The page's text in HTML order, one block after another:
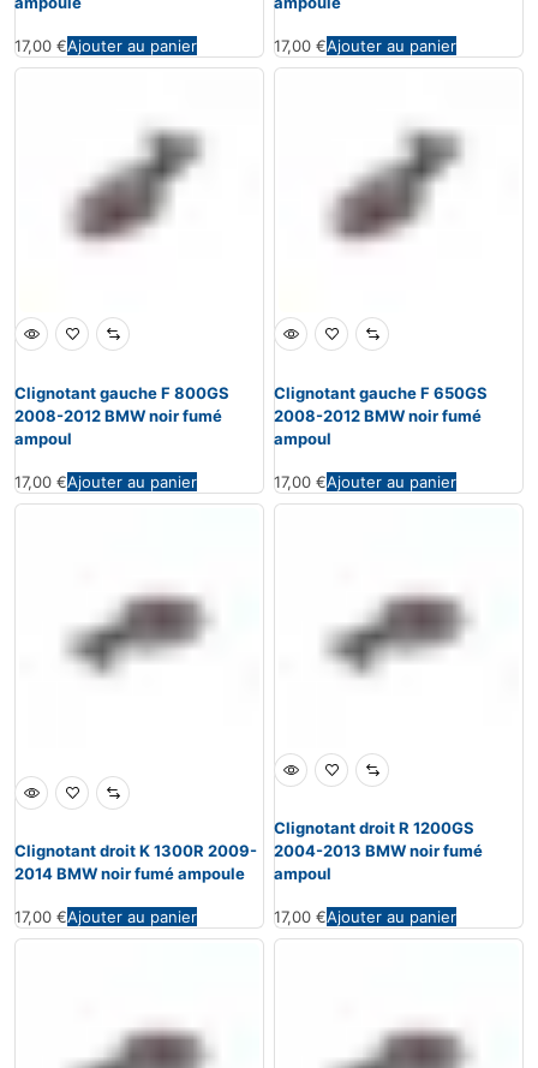
17,00 €Ajouter au panier 17,00 €Ajouter au panier
Clignotant gauche F 800GS
2008-2012 BMW noir fumé
ampoul
17,00 €Ajouter au panier
Clignotant gauche F 650GS
2008-2012 BMW noir fumé
ampoul
17,00 €Ajouter au panier
Clignotant droit K 1300R 2009-
2014 BMW noir fumé ampoule
17,00 €Ajouter au panier
Clignotant droit R 1200GS
2004-2013 BMW noir fumé
ampoul
17,00 €Ajouter au panier